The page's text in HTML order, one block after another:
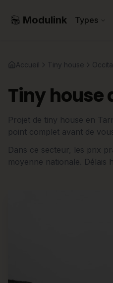
Modulink Types
Accueil Tiny house
Tiny house
Projet de tiny house en
point complet avant de
Dans ce secteur, les prix
moyenne nationale. Délais